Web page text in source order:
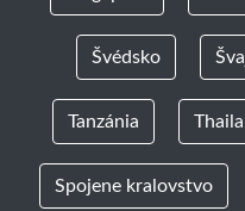
Švédsko
Tanzánia
Spojene kralovstvo